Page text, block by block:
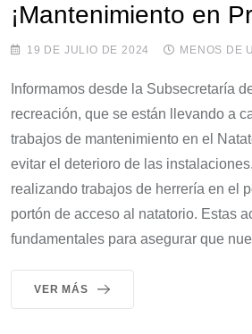
¡Mantenimiento en
19 DE JULIO DE 2024 MENOS DE
Informamos desde la Subsecretaría
recreación, que se están llevando a
trabajos de mantenimiento en el
evitar el deterioro de las
realizando trabajos de herrería en el
portón de acceso al natatorio. Estas
fundamentales para asegurar que
VER MÁS